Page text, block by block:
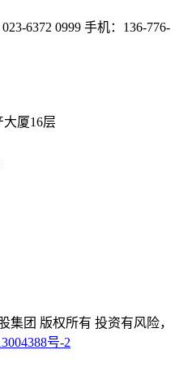
6372 0999 手机：136-776-
厦16层
集团 版权所有 投资有风险，
号-2